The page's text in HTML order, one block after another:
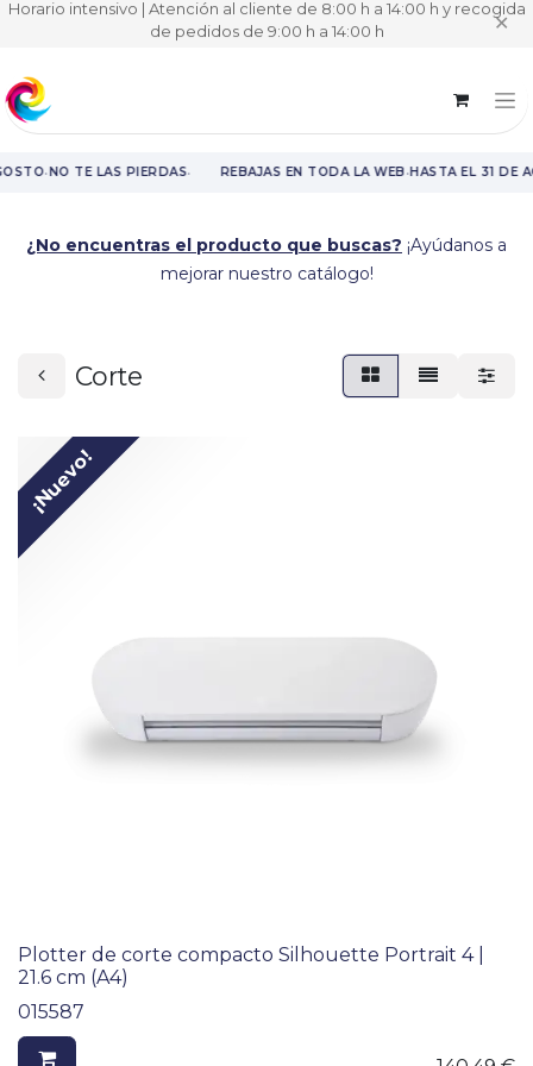
Horario intensivo | Atención al cliente de 8:00 h a 14:00 h y recogida
de pedidos de 9:00 h a 14:00 h ✕
·NO TE LAS PIERDAS· REBAJAS EN TODA LA WEB·HASTA EL 31 DE
¿No encuentras el producto que buscas? ¡Ayúdanos a
mejorar nuestro catálogo!
Corte
¡Nuevo!
Plotter de corte compacto Silhouette Portrait 4 |
21.6 cm (A4)
015587